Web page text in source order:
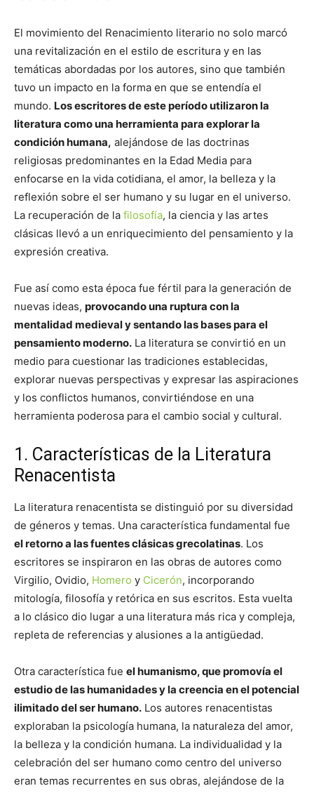
El movimiento del Renacimiento literario no solo marcó
una revitalización en el estilo de escritura y en las
temáticas abordadas por los autores, sino que también
tuvo un impacto en la forma en que se entendía el
mundo. Los escritores de este período utilizaron la
literatura como una herramienta para explorar la
condición humana, alejándose de las doctrinas
religiosas predominantes en la Edad Media para
enfocarse en la vida cotidiana, el amor, la belleza y la
reflexión sobre el ser humano y su lugar en el universo.
La recuperación de la filosofía, la ciencia y las artes
clásicas llevó a un enriquecimiento del pensamiento y la
expresión creativa.
Fue así como esta época fue fértil para la generación de
nuevas ideas, provocando una ruptura con la
mentalidad medieval y sentando las bases para el
pensamiento moderno. La literatura se convirtió en un
medio para cuestionar las tradiciones establecidas,
explorar nuevas perspectivas y expresar las aspiraciones
y los conflictos humanos, convirtiéndose en una
herramienta poderosa para el cambio social y cultural.
1. Características de la Literatura
Renacentista
La literatura renacentista se distinguió por su diversidad
de géneros y temas. Una característica fundamental fue
el retorno a las fuentes clásicas grecolatinas. Los
escritores se inspiraron en las obras de autores como
Virgilio, Ovidio, Homero y Cicerón, incorporando
mitología, filosofía y retórica en sus escritos. Esta vuelta
a lo clásico dio lugar a una literatura más rica y compleja,
repleta de referencias y alusiones a la antigüedad.
Otra característica fue el humanismo, que promovía el
estudio de las humanidades y la creencia en el potencial
ilimitado del ser humano. Los autores renacentistas
exploraban la psicología humana, la naturaleza del amor,
la belleza y la condición humana. La individualidad y la
celebración del ser humano como centro del universo
eran temas recurrentes en sus obras, alejándose de la